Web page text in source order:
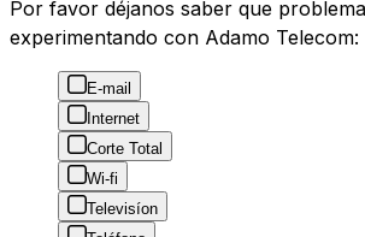
Por favor déjanos saber que
experimentando con Adamo Telecom:
E-mail
Internet
Corte Total
Wi-fi
Televisíon